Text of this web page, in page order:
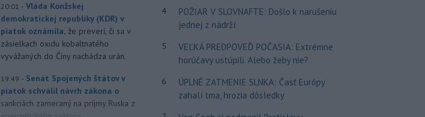
20:01 - Vláda Konžskej
demokratickej republiky (KDR) v
piatok oznámila, že preverí, či sa v
zásielkach oxidu kobaltnatého
vyvážaných do Číny nachádza urán.
19:49 - Senát Spojených štátov v
piatok schválil návrh zákona o
sankciách zameraný na príjmy Ruska z
4
POŽIAR V SLOVNAFTE: Došlo k narušeniu
jednej z nádrží
5
VEĽKÁ PREDPOVEĎ POČASIA: Extrémne
horúčavy ustúpili. Alebo žeby nie?
6
ÚPLNÉ ZATMENIE SLNKA: Časť Európy
zahalí tma, hrozia dôsledky